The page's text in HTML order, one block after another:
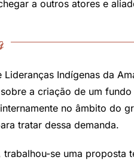
a outros atores e
Indígenas da
a criação de um
no âmbito do
tratar dessa demanda.
se uma proposta